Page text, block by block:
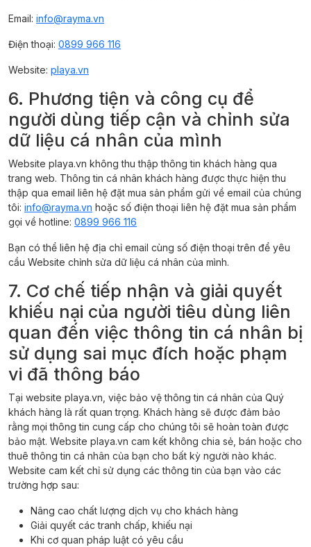
Email: info@rayma.vn
Điện thoại: 0899 966 116
Website: playa.vn
6. Phương tiện và công cụ để
người dùng tiếp cận và chỉnh sửa
dữ liệu cá nhân của mình
Website playa.vn không thu thập thông tin khách hàng qua
trang web. Thông tin cá nhân khách hàng được thực hiện thu
thập qua email liên hệ đặt mua sản phẩm gửi về email của chúng
tôi: info@rayma.vn hoặc số điện thoại liên hệ đặt mua sản phẩm
gọi về hotline: 0899 966 116
Bạn có thể liên hệ địa chỉ email cùng số điện thoại trên để yêu
cầu Website chỉnh sửa dữ liệu cá nhân của mình.
7. Cơ chế tiếp nhận và giải quyết
khiếu nại của người tiêu dùng liên
quan đến việc thông tin cá nhân bị
sử dụng sai mục đích hoặc phạm
vi đã thông báo
Tại website playa.vn, việc bảo vệ thông tin cá nhân của Quý
khách hàng là rất quan trọng. Khách hàng sẽ được đảm bảo
rằng mọi thông tin cung cấp cho chúng tôi sẽ hoàn toàn được
bảo mật. Website playa.vn cam kết không chia sẻ, bán hoặc cho
thuê thông tin cá nhân của bạn cho bất kỳ người nào khác.
Website cam kết chỉ sử dụng các thông tin của bạn vào các
trường hợp sau:
Nâng cao chất lượng dịch vụ cho khách hàng
Giải quyết các tranh chấp, khiếu nại
Khi cơ quan pháp luật có yêu cầu